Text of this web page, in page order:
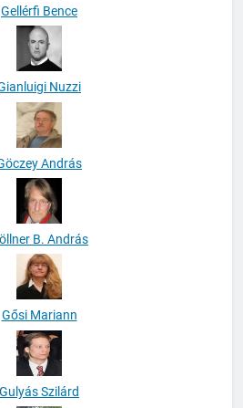
Gellérfi Bence
Nuzzi
András
B. András
Gősi Mariann
Gulyás Szilárd